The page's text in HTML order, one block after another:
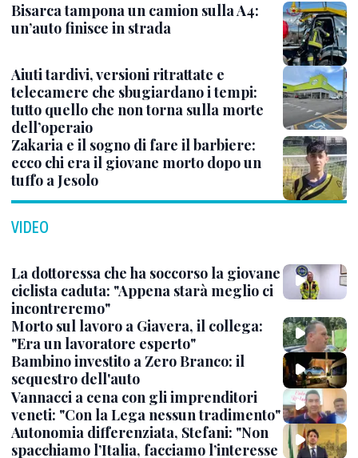
Bisarca tampona un camion sulla A4:
un’auto finisce in strada
Aiuti tardivi, versioni ritrattate e
telecamere che sbugiardano i tempi:
tutto quello che non torna sulla morte
dell’operaio
Zakaria e il sogno di fare il barbiere:
ecco chi era il giovane morto dopo un
tuffo a Jesolo
VIDEO
La dottoressa che ha soccorso la giovane
ciclista caduta: "Appena starà meglio ci
incontreremo"
Morto sul lavoro a Giavera, il collega:
"Era un lavoratore esperto"
Bambino investito a Zero Branco: il
sequestro dell'auto
Vannacci a cena con gli imprenditori
veneti: "Con la Lega nessun tradimento"
Autonomia differenziata, Stefani: "Non
spacchiamo l’Italia, facciamo l’interesse